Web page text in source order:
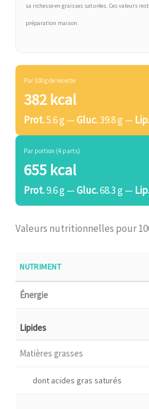
sa richesse en graisses saturées. Ces valeurs
préparation maison.
Par 100 g de recette
382 kcal
Prot.5.6 g —Gluc.39.8 g — Lip.
Par portion (4 parts)
655 kcal
Prot.9.6 g —Gluc.68.3 g — Lip.
Valeurs nutritionnelles pour
NUTRIMENT
Énergie
Lipides
Matières grasses
dont acides gras saturés